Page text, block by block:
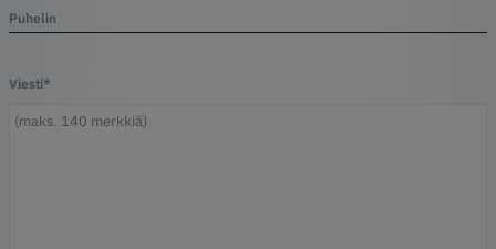
Puhelin
Viesti*